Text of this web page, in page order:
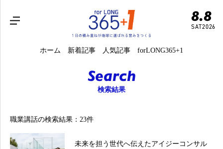
8.8
SAT2026
ホーム 新着記事 人気記事 forLONG365+1
Search
検索結果
職業講話の検索結果：23件
未来を担う世代へ伝えたアイジーコンサル